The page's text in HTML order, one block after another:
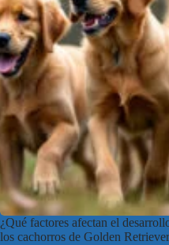
¿Qué factores afectan el
los cachorros de Golden